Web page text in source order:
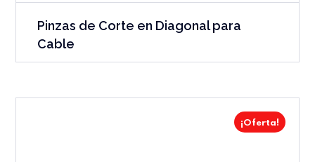
Pinzas de Corte en Diagonal para
Cable
¡Oferta!